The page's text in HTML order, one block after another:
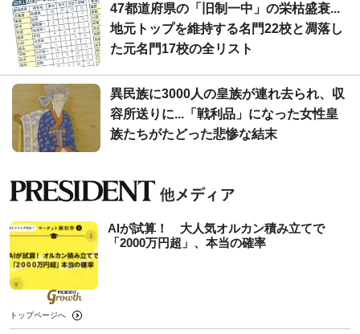
47都道府県の「旧制一中」の栄枯盛衰...
地元トップを維持する名門22校と凋落し
た元名門17校の全リスト
異民族に3000人の皇族が連れ去られ、収
容所送りに...「戦利品」になった女性皇
族たちがたどった悲惨な結末
AIが試算！ 大人気オルカン積み立てで
「2000万円超」、本当の確率
トップページへ